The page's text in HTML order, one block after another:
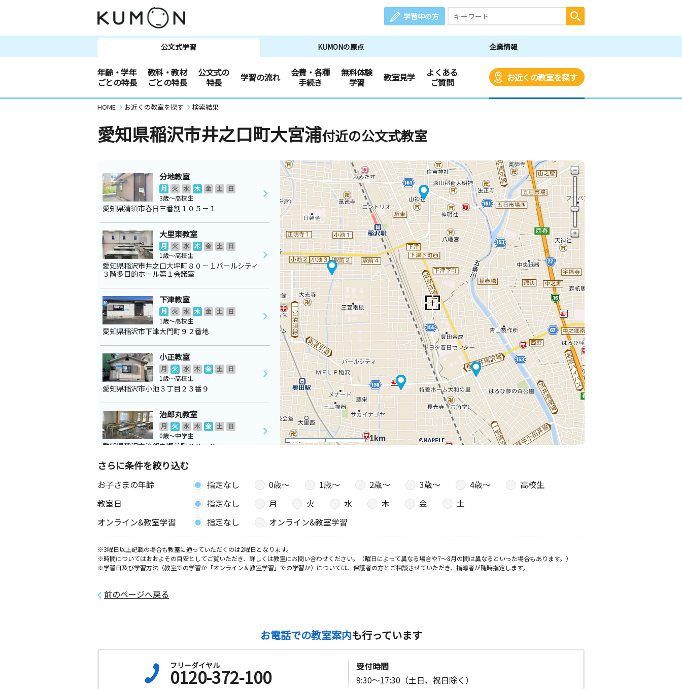
学習中の方
公文式学習 KUMONの原点 企業情報
年齢・学年
ごとの特長
教科・教材
ごとの特長
公文式の
特長
学習の流れ
会費・各種
手続き
無料体験
学習
教室見学
よくある
ご質問
お近くの教室を探す
HOME お近くの教室を探す 検索結果
愛知県稲沢市井之口町大宮浦付近の公文式教室
1km
分地教室
月 火 水 木 金 土
日
3歳～高校生
愛知県清須市春日三番割１０５－１
大里東教室
月 火 水 木 金 土
日
1歳～高校生
愛知県稲沢市井之口大坪町８０－１パールシティ
３階多目的ホール第１会議室
下津教室
月 火 水 木 金 土
日
1歳～高校生
愛知県稲沢市下津大門町９２番地
小正教室
月 火 水 木 金 土
日
1歳～高校生
愛知県稲沢市小池３丁目２３番９
治郎丸教室
月 火 水 木 金 土
日
0歳～中学生
愛知県稲沢市治郎丸郷前町２３－２
さらに条件を絞り込む
お子さまの年齢 指定なし 0歳〜 1歳〜 2歳〜 3歳〜 4歳〜
高校生
教室日
指定なし 月 火 水 木 金
土
オンライン&教室学習
指定なし オンライン&教室学習
※3曜日以上記載の場合も教室に通っていただくのは2曜日となります。
※時間についてはおおよその目安としてご覧いただき、詳しくは教室にお問い合わせください。（曜日によって異なる場合や7～8月の間は異なるといった場合もあります。）
※学習日及び学習方法（教室での学習か「オンライン＆教室学習」での学習か）については、保護者の方とご相談させていただき、指導者が随時指定します。
前のページへ戻る
お電話での教室案内も行っています
フリーダイヤル
0120-372-100
受付時間
9:30～17:30（土日、祝日除く）